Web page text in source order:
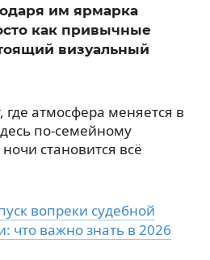
им ярмарка
как привычные
визуальный
где атмосфера меняется в
по-семейному
становится всё
вопреки судебной
что важно знать в 2026